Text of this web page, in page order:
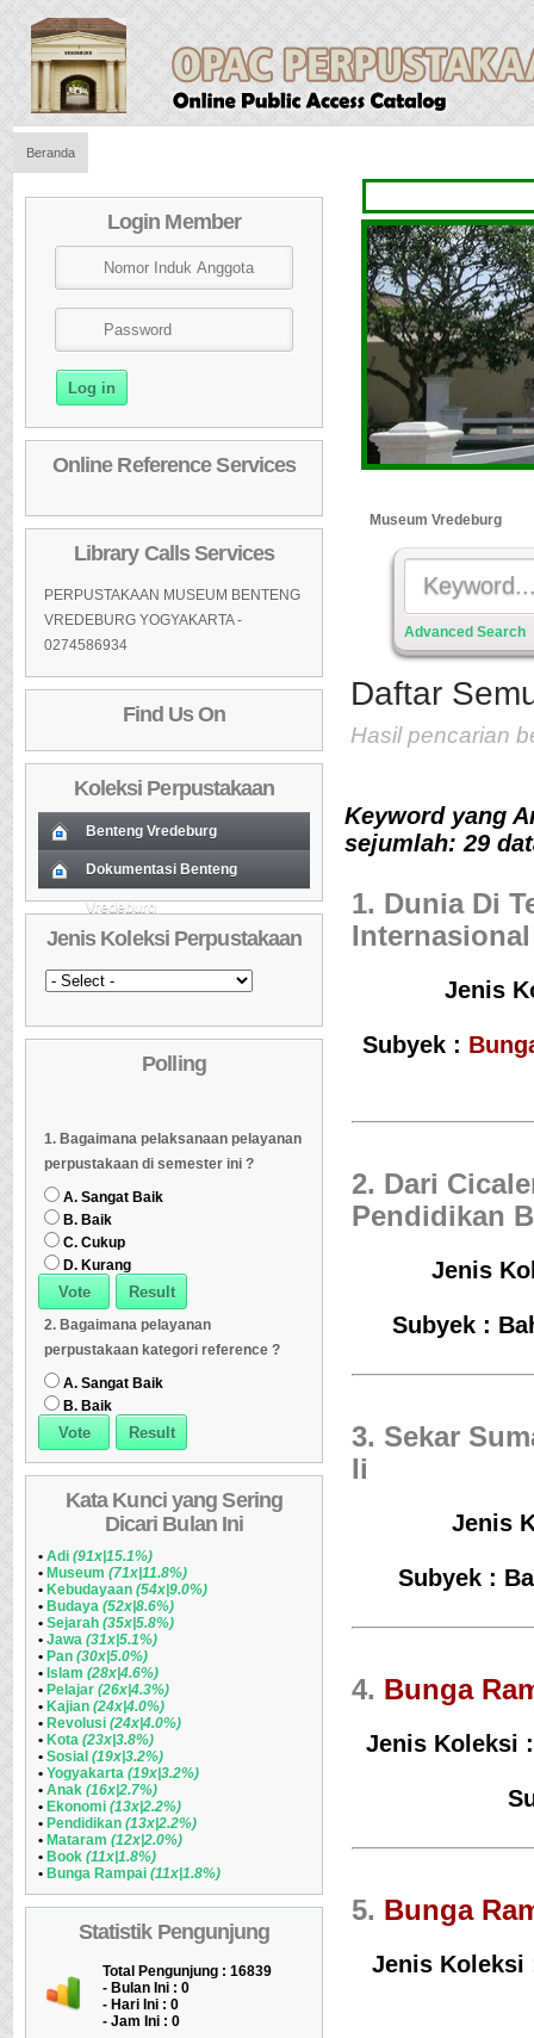
Beranda
Login Member
Online Reference Services
Library Calls Services
PERPUSTAKAAN MUSEUM BENTENG
VREDEBURG YOGYAKARTA -
0274586934
Find Us On
Koleksi Perpustakaan
Benteng Vredeburg
01 Koleksi Baru (Cover)
Daftar Koleksi Baru (Tgl.Input)
03 Daftar Koleksi (Pengarang)
04 Daftar Koleksi (Judul)
05 Daftar Koleksi (Subyek)
Daftar Koleksi Banyak
08 Daftar Koleksi (Peruntukan)
Dokumentasi Benteng
Vredeburg
Koleksi Baru (Cover)
02 Daftar Koleksi Baru (Tgl.Input)
03 Daftar Koleksi (Pengarang)
04 Daftar Koleksi (Judul)
Daftar Koleksi (Subyek)
Dipinjam
07 Daftar Koleksi (Klasifikasi/ddc)
Jenis Koleksi Perpustakaan
Polling
1. Bagaimana pelaksanaan pelayanan
perpustakaan di semester ini ?
A. Sangat Baik
B. Baik
C. Cukup
D. Kurang
2. Bagaimana pelayanan
perpustakaan kategori reference ?
A. Sangat Baik
B. Baik
Kata Kunci yang Sering
Dicari Bulan Ini
• Adi (91x|15.1%)
• Museum (71x|11.8%)
• Kebudayaan (54x|9.0%)
• Budaya (52x|8.6%)
• Sejarah (35x|5.8%)
• Jawa (31x|5.1%)
• Pan (30x|5.0%)
• Islam (28x|4.6%)
• Pelajar (26x|4.3%)
• Kajian (24x|4.0%)
• Revolusi (24x|4.0%)
• Kota (23x|3.8%)
• Sosial (19x|3.2%)
• Yogyakarta (19x|3.2%)
• Anak (16x|2.7%)
• Ekonomi (13x|2.2%)
• Pendidikan (13x|2.2%)
• Mataram (12x|2.0%)
• Book (11x|1.8%)
• Bunga Rampai (11x|1.8%)
Statistik Pengunjung
Total Pengunjung : 16839
- Bulan Ini : 0
- Hari Ini : 0
- Jam Ini : 0
Museum Vredeburg
Advanced Search
Daftar
Hasil pencarian
Keyword yang
sejumlah: 29
1. Dunia Di
Internasional
Jenis
Subyek :
2. Dari
Pendidikan
Jenis
Subyek :
3. Sekar
Ii
Jenis
Subyek :
4. Bunga
Jenis Koleksi
5. Bunga
Jenis Koleksi